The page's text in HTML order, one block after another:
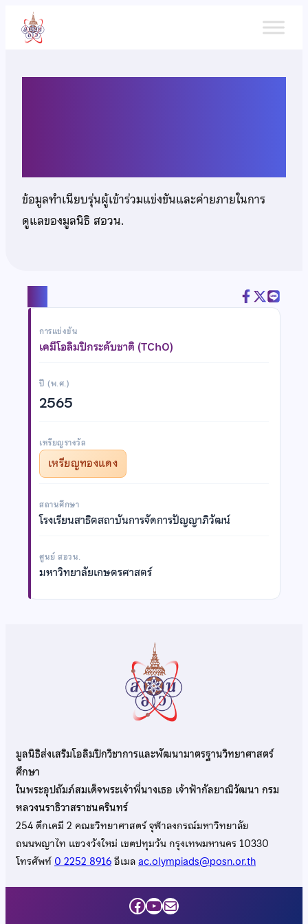
เนื้อหา
ข้อมูลทำเนียบรุ่นผู้เข้าร่วมแข่งขันและค่ายภายในการ
ดูแลของมูลนิธิ สอวน.
การแข่งขัน
เคมีโอลิมปิกระดับชาติ (TChO)
ปี (พ.ศ.)
2565
เหรียญรางวัล
เหรียญทองแดง
สถานศึกษา
โรงเรียนสาธิตสถาบันการจัดการปัญญาภิวัฒน์
ศูนย์ สอวน.
มหาวิทยาลัยเกษตรศาสตร์
มูลนิธิส่งเสริมโอลิมปิกวิชาการและพัฒนามาตรฐานวิทยาศาสตร์
ศึกษา
ในพระอุปถัมภ์สมเด็จพระเจ้าพี่นางเธอ เจ้าฟ้ากัลยาณิวัฒนา กรม
หลวงนราธิวาสราชนครินทร์
254 ตึกเคมี 2 คณะวิทยาศาสตร์ จุฬาลงกรณ์มหาวิทยาลัย
ถนนพญาไท แขวงวังใหม่ เขตปทุมวัน กรุงเทพมหานคร 10330
โทรศัพท์0 2252 8916อีเมลac.olympiads@posn.or.th
Facebook
YouTube
Mail